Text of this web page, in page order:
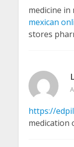
medicine in
mexican
stores
https://
medication